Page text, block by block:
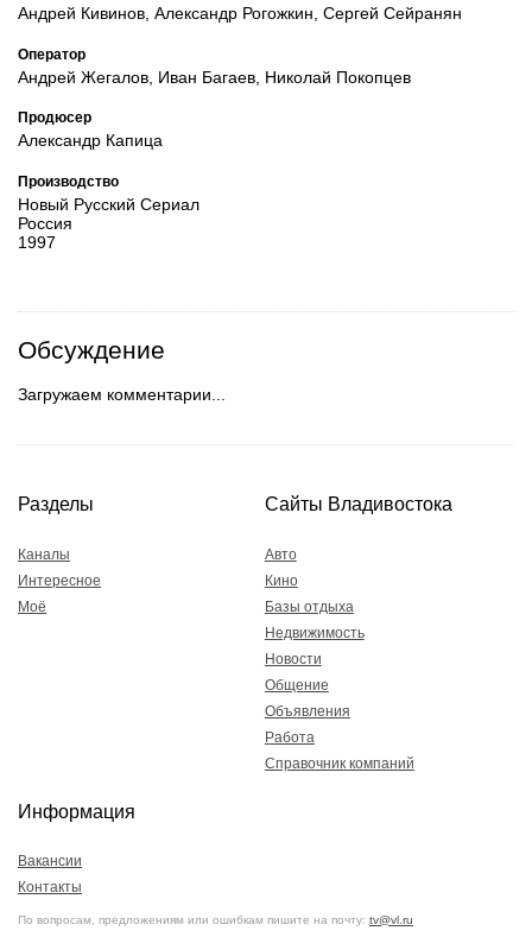
Андрей Кивинов, Александр Рогожкин, Сергей Сейранян
Оператор
Андрей Жегалов, Иван Багаев, Николай Покопцев
Продюсер
Александр Капица
Производство
Новый Русский Сериал
Россия
1997
Обсуждение
Загружаем комментарии...
Разделы
Каналы
Интересное
Моё
Сайты Владивостока
Авто
Кино
Базы отдыха
Недвижимость
Новости
Общение
Объявления
Работа
Справочник компаний
Информация
Вакансии
Контакты
По вопросам, предложениям или ошибкам пишите на почту: tv@vl.ru